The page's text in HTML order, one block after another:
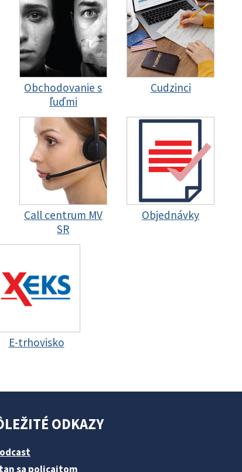
Obchodovanie s
ľuďmi
Cudzinci
Call centrum MV
SR
Objednávky
E-trhovisko
ODKAZY
sa policajtom